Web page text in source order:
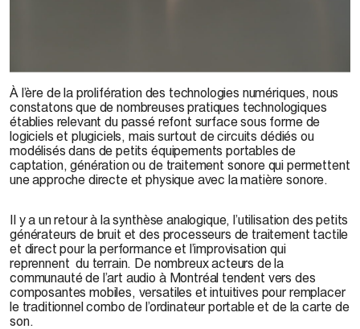
À l’ère de la prolifération des technologies numériques, nous
constatons que de nombreuses pratiques technologiques
établies relevant du passé refont surface sous forme de
logiciels et plugiciels, mais surtout de circuits dédiés ou
modélisés dans de petits équipements portables de
captation, génération ou de traitement sonore qui permettent
une approche directe et physique avec la matière sonore.
Il y a un retour à la synthèse analogique, l’utilisation des petits
générateurs de bruit et des processeurs de traitement tactile
et direct pour la performance et l’improvisation qui
reprennent du terrain. De nombreux acteurs de la
communauté de l’art audio à Montréal tendent vers des
composantes mobiles, versatiles et intuitives pour remplacer
le traditionnel combo de l’ordinateur portable et de la carte de
son.